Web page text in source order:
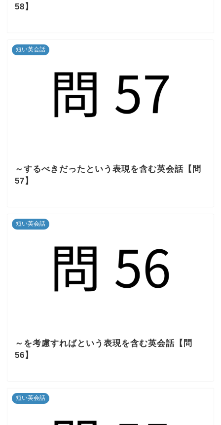
58】
短い英会話
～するべきだったという表現を含む英会話【問
57】
短い英会話
～を考慮すればという表現を含む英会話【問
56】
短い英会話